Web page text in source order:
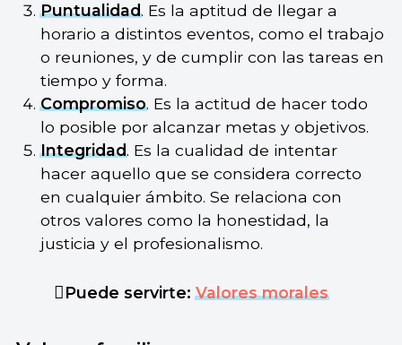
Puntualidad. Es la aptitud de llegar a
horario a distintos eventos, como el trabajo
o reuniones, y de cumplir con las tareas en
tiempo y forma.
Compromiso. Es la actitud de hacer todo
lo posible por alcanzar metas y objetivos.
Integridad. Es la cualidad de intentar
hacer aquello que se considera correcto
en cualquier ámbito. Se relaciona con
otros valores como la honestidad, la
justicia y el profesionalismo.
Puede servirte:Valores morales